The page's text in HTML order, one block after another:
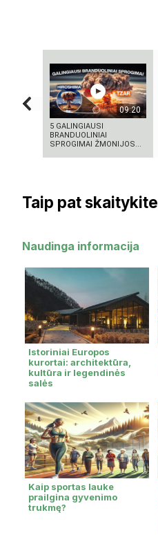
09:20
5 GALINGIAUSI
BRANDUOLINIAI
SPROGIMAI ŽMONIJOS...
Taip pat skaitykite
Naudinga informacija
Istoriniai Europos
kurortai: architektūra,
kultūra ir legendinės
salės
Kaip sportas lauke
prailgina gyvenimo
trukmę?